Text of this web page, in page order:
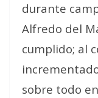
durante
Alfredo del
cumplido; al
sobre todo